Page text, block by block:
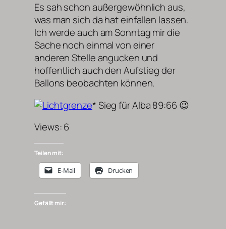
Es sah schon außergewöhnlich aus,
was man sich da hat einfallen lassen.
Ich werde auch am Sonntag mir die
Sache noch einmal von einer
anderen Stelle angucken und
hoffentlich auch den Aufstieg der
Ballons beobachten können.
* Sieg für Alba 89:66 😉
Views: 6
Teilen mit:
E-Mail Drucken
Gefällt mir: